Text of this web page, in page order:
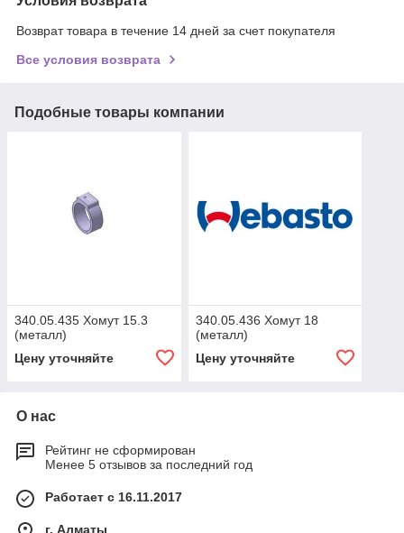
Возврат товара в течение 14 дней за счет покупателя
Все условия возврата
Подобные товары компании
340.05.435 Хомут 15.3
(металл)
Цену уточняйте
340.05.436 Хомут 18
(металл)
Цену уточняйте
О нас
Рейтинг не сформирован
Менее 5 отзывов за последний год
Работает с 16.11.2017
г. Алматы